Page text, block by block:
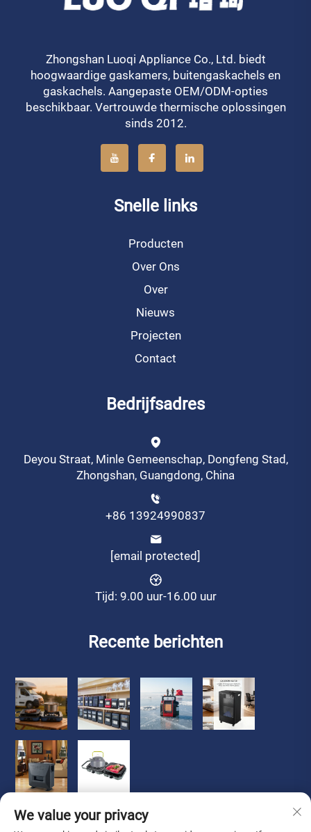
Zhongshan Luoqi Appliance Co., Ltd. biedt
hoogwaardige gaskamers, buitengaskachels en
gaskachels. Aangepaste OEM/ODM-opties
beschikbaar. Vertrouwde thermische oplossingen
sinds 2012.
Snelle links
Producten
Over Ons
Over
Nieuws
Projecten
Contact
Bedrijfsadres
Deyou Straat, Minle Gemeenschap, Dongfeng Stad,
Zhongshan, Guangdong, China
+86 13924990837
[email protected]
Tijd: 9.00 uur-16.00 uur
Recente berichten
We value your privacy